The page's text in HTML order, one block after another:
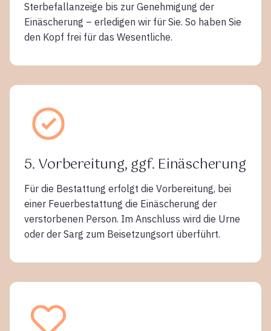
Sterbefallanzeige bis zur Genehmigung der
Einäscherung – erledigen wir für Sie. So haben Sie
den Kopf frei für das Wesentliche.
5. Vorbereitung, ggf. Einäscherung
Für die Bestattung erfolgt die Vorbereitung, bei
einer Feuerbestattung die Einäscherung der
verstorbenen Person. Im Anschluss wird die Urne
oder der Sarg zum Beisetzungsort überführt.